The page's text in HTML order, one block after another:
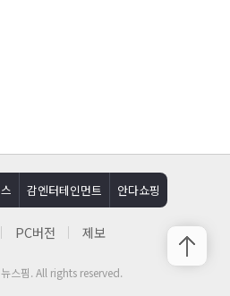
감엔터테인먼트 안다쇼핑
PC버전 제보
스핌. All rights reserved.